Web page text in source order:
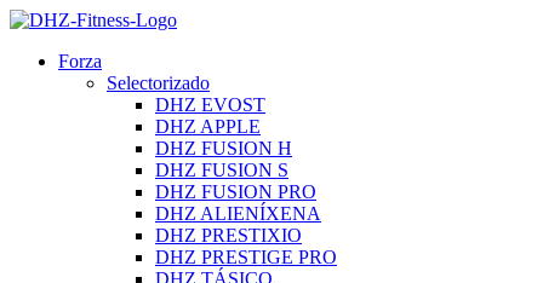
Forza
Selectorizado
DHZ EVOST
DHZ APPLE
DHZ FUSION H
DHZ FUSION S
DHZ FUSION PRO
DHZ ALIENÍXENA
DHZ PRESTIXIO
DHZ PRESTIGE PRO
DHZ TÁSICO